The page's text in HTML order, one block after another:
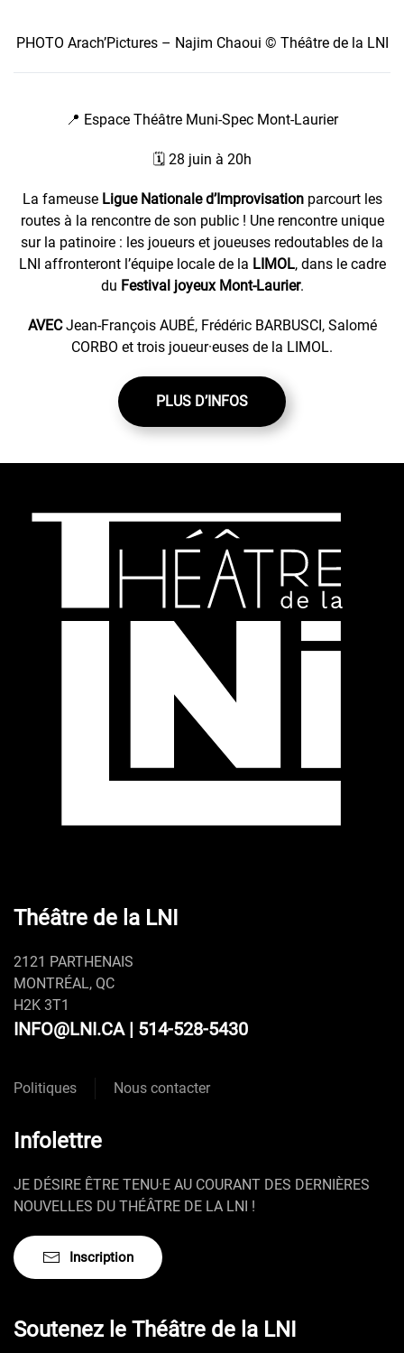
PHOTO Arach’Pictures – Najim Chaoui © Théâtre de la LNI
📍 Espace Théâtre Muni-Spec Mont-Laurier
🗓️ 28 juin à 20h
La fameuse Ligue Nationale d’Improvisation parcourt les
routes à la rencontre de son public ! Une rencontre unique
sur la patinoire : les joueurs et joueuses redoutables de la
LNI affronteront l’équipe locale de la LIMOL, dans le cadre
du Festival joyeux Mont-Laurier.
AVECJean-François AUBÉ, Frédéric BARBUSCI, Salomé
CORBO et trois joueur·euses de la LIMOL.
PLUS D’INFOS
Théâtre de la LNI
2121 PARTHENAIS
MONTRÉAL, QC
H2K 3T1
INFO@LNI.CA| 514-528-5430
Politiques Nous contacter
Infolettre
JE DÉSIRE ÊTRE TENU·E AU COURANT DES DERNIÈRES
NOUVELLES DU THÉÂTRE DE LA LNI !
Inscription
Soutenez le Théâtre de la LNI